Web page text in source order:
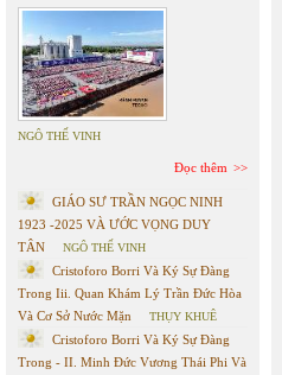
NGÔ THẾ VINH
Đọc thêm
GIÁO SƯ TRẦN NGỌC NINH
1923 -2025 VÀ ƯỚC VỌNG DUY
TÂN
NGÔ THẾ VINH
Cristoforo Borri Và Ký Sự Đàng
Trong Iii. Quan Khám Lý Trần Đức Hòa
Và Cơ Sở Nước Mặn
THỤY KHUÊ
Cristoforo Borri Và Ký Sự Đàng
Trong - II. Minh Đức Vương Thái Phi Và